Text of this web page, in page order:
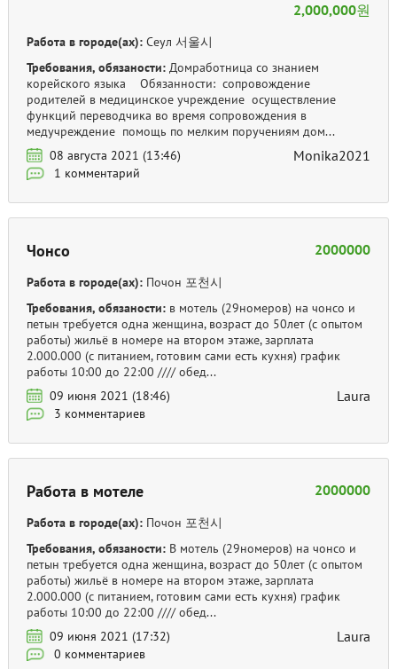
2,000,000원
Работа в городе(ах): Сеул 서울시
Требования, обязаности: Домработница со знанием
корейского языка Обязанности: сопровождение
родителей в медицинское учреждение осуществление
функций переводчика во время сопровождения в
медучреждение помощь по мелким поручениям дом...
08 августа 2021 (13:46)
1 комментарий
Monika2021
Чонсо 2000000
Работа в городе(ах): Почон 포천시
Требования, обязаности: в мотель (29номеров) на чонсо и
петын требуется одна женщина, возраст до 50лет (с опытом
работы) жильё в номере на втором этаже, зарплата
2.000.000 (с питанием, готовим сами есть кухня) график
работы 10:00 до 22:00 //// обед...
09 июня 2021 (18:46)
3 комментариев
Laura
Работа в мотеле 2000000
Работа в городе(ах): Почон 포천시
Требования, обязаности: В мотель (29номеров) на чонсо и
петын требуется одна женщина, возраст до 50лет (с опытом
работы) жильё в номере на втором этаже, зарплата
2.000.000 (с питанием, готовим сами есть кухня) график
работы 10:00 до 22:00 //// обед...
09 июня 2021 (17:32)
0 комментариев
Laura